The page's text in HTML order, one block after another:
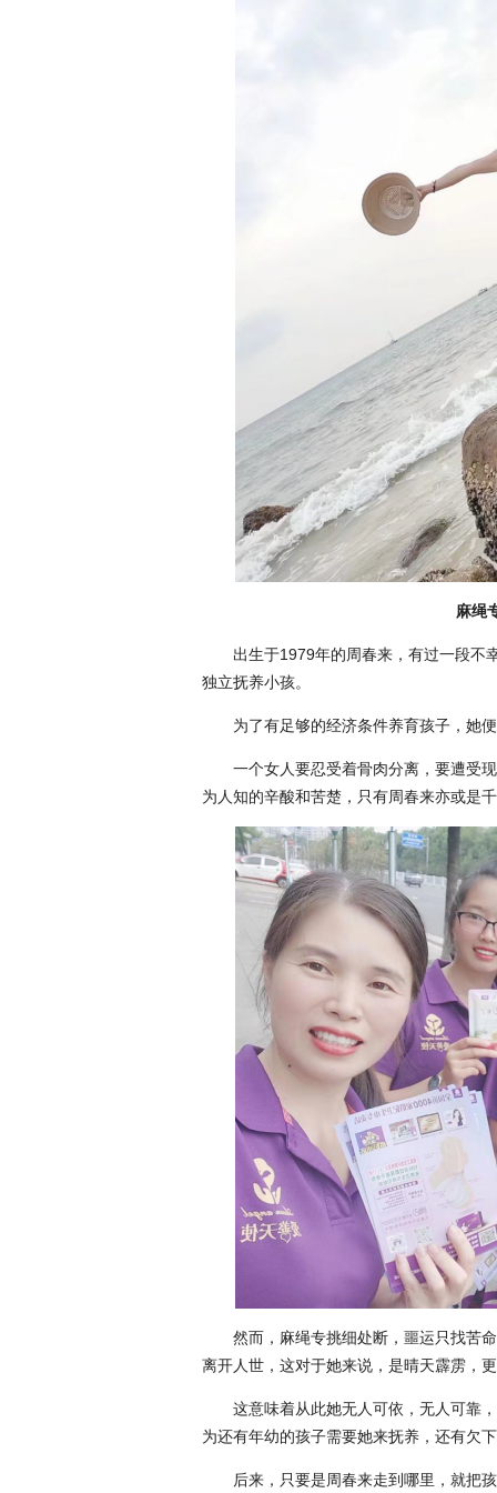
麻绳
出生于1979年的周春来，有过一段不
独立抚养小孩。
为了有足够的经济条件养育孩子，她
一个女人要忍受着骨肉分离，要遭受
为人知的辛酸和苦楚，只有周春来亦或是
然而，麻绳专挑细处断，噩运只找苦
离开人世，这对于她来说，是晴天霹雳，
这意味着从此她无人可依，无人可靠
为还有年幼的孩子需要她来抚养，还有欠
后来，只要是周春来走到哪里，就把